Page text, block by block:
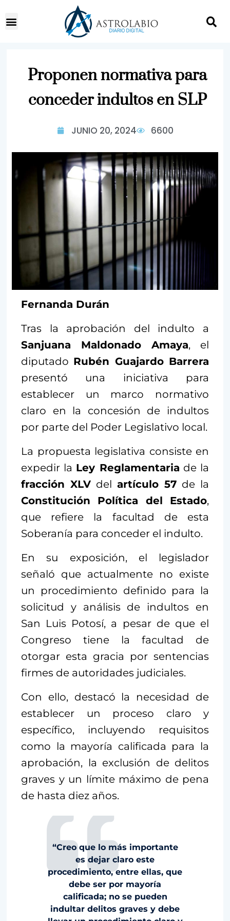
Proponen normativa para
conceder indultos en SLP
JUNIO 20, 2024 6600
Fernanda Durán
Tras la aprobación del indulto a
Sanjuana Maldonado Amaya, el
diputado Rubén Guajardo Barrera
presentó una iniciativa para
establecer un marco normativo
claro en la concesión de indultos
por parte del Poder Legislativo local.
La propuesta legislativa consiste en
expedir la Ley Reglamentaria de la
fracción XLV del artículo 57 de la
Constitución Política del Estado,
que refiere la facultad de esta
Soberanía para conceder el indulto.
En su exposición, el legislador
señaló que actualmente no existe
un procedimiento definido para la
solicitud y análisis de indultos en
San Luis Potosí, a pesar de que el
Congreso tiene la facultad de
otorgar esta gracia por sentencias
firmes de autoridades judiciales.
Con ello, destacó la necesidad de
establecer un proceso claro y
específico, incluyendo requisitos
como la mayoría calificada para la
aprobación, la exclusión de delitos
graves y un límite máximo de pena
de hasta diez años.
“Creo que lo más importante
es dejar claro este
procedimiento, entre ellas, que
debe ser por mayoría
calificada; no se pueden
indultar delitos graves y debe